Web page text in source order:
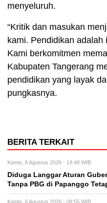
menyeluruh.
“Kritik dan masukan
kami. Pendidikan adalah
Kami berkomitmen
Kabupaten Tangerang
pendidikan yang layak
pungkasnya.
BERITA TERKAIT
Kamis, 6 Agustus 2026 - 19:48 WIB
Diduga Langgar Aturan
Tanpa PBG di Papanggo
Kamis, 6 Agustus 2026 - 08:55 WIB